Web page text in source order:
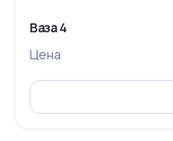
Ваза 4
Цена